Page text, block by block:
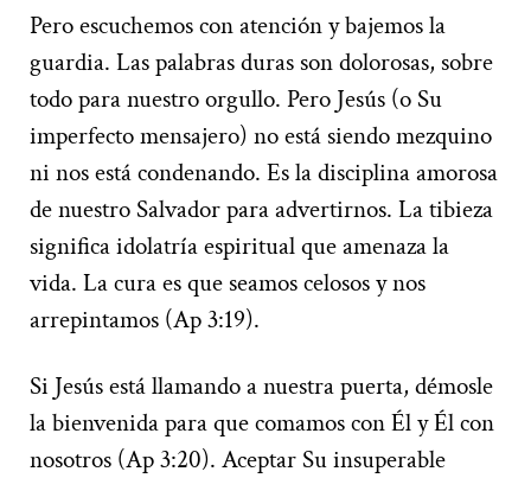
Pero escuchemos con atención y bajemos la
guardia. Las palabras duras son dolorosas, sobre
todo para nuestro orgullo. Pero Jesús (o Su
imperfecto mensajero) no está siendo mezquino
ni nos está condenando. Es la disciplina amorosa
de nuestro Salvador para advertirnos. La tibieza
significa idolatría espiritual que amenaza la
vida. La cura es que seamos celosos y nos
arrepintamos (Ap 3:19).
Si Jesús está llamando a nuestra puerta, démosle
la bienvenida para que comamos con Él y Él con
nosotros (Ap 3:20). Aceptar Su insuperable